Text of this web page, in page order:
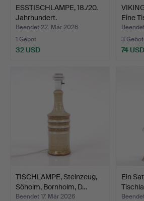
ESSTISCHLAMPE, 18./20.
Jahrhundert.
Beendet 22. Mär 2026
1 Gebot
32 USD
Eine
3
74 USD
TISCHLAMPE, Steinzeug,
Söholm, Bornholm, D…
Beendet 17. Mär 2026
Ein